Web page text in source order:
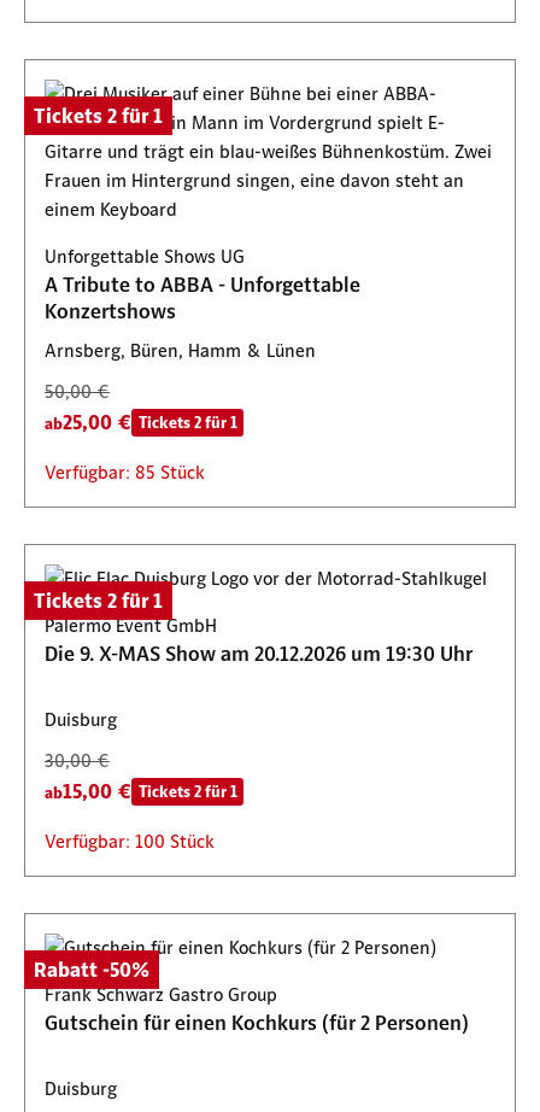
Tickets 2 für 1
Unforgettable Shows UG
A Tribute to ABBA - Unforgettable
Konzertshows
Arnsberg, Büren, Hamm & Lünen
50,00 €
ab25,00 € Tickets 2 für 1
Verfügbar: 85 Stück
Tickets 2 für 1
Palermo Event GmbH
Die 9. X-MAS Show am 20.12.2026 um 19:30 Uhr
Duisburg
30,00 €
ab15,00 € Tickets 2 für 1
Verfügbar: 100 Stück
Rabatt -50%
Frank Schwarz Gastro Group
Gutschein für einen Kochkurs (für 2 Personen)
Duisburg